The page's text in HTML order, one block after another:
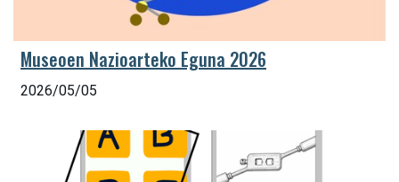
Museoen Nazioarteko Eguna 2026
2026/05/05